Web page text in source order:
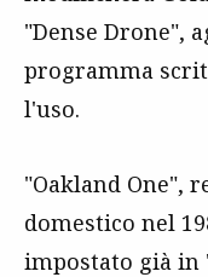
"Dense Drone",
programma
l'uso.
"Oakland One",
domestico nel
impostato già in